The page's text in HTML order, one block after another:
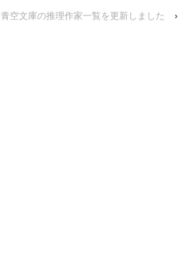
青空文庫の推理作家一覧を更新しました ›